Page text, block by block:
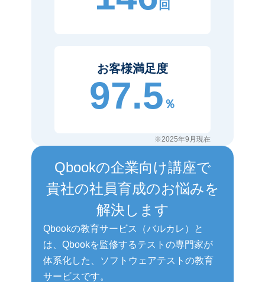
回
お客様満足度
97.5 ％
※2025年9月現在
Qbookの企業向け講座で
貴社の社員育成のお悩みを
解決します
Qbookの教育サービス（バルカレ）と
は、Qbookを監修するテストの専門家が
体系化した、ソフトウェアテストの教育
サービスです。